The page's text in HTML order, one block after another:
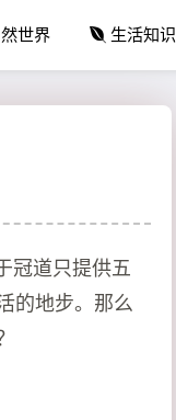
世界 生活知识
冠道只提供五
的地步。那么